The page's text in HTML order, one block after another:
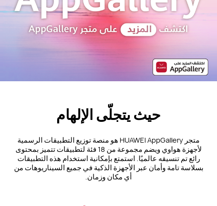
حيث يتجلّى الإلهام
متجر HUAWEI AppGallery هو منصة توزيع التطبيقات الرسمية
لأجهزة هواوي ويضم مجموعة من 18 فئة لتطبيقات تتميز بمحتوى
رائع تم تنسيقه عالميًا. استمتع بإمكانية استخدام هذه التطبيقات
بسلاسة تامة وأمان عبر الأجهزة الذكية في جميع السيناريوهات من
أي مكان وزمان.